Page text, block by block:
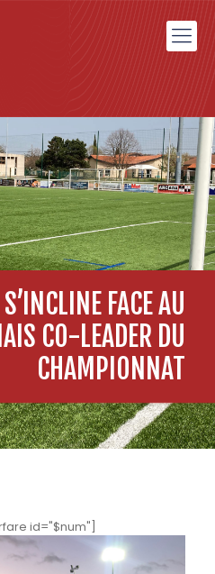
S’INCLINE FACE AU
CO-LEADER DU
CHAMPIONNAT
id="$num"]